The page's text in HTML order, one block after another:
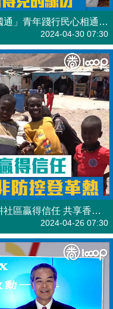
【短片】【真實寫照】吉布提「中國通」青年踐行民心相通 老翁以孫兒名字感激看得見的緣份
2024-04-30 07:30
【短片】【民心相通】逆行疫情深耕社區贏得信任 共享香港經驗助東非防控登革熱
2024-04-26 07:30